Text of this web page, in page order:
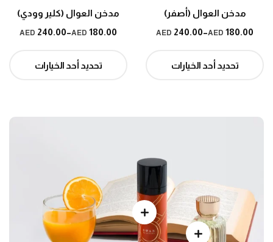
مدخن العوال (أصفر)
AED 180.00
–
AED 240.00
تحديد أحد الخيارات
مدخن العوال (كلير وودي)
AED 180.00
–
AED 240.00
تحديد أحد الخيارات